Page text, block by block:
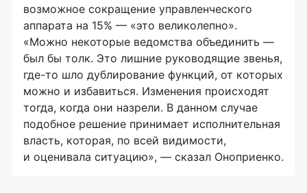
возможное сокращение управленческого
аппарата на 15% — «это великолепно».
«Можно некоторые ведомства объединить —
был бы толк. Это лишние руководящие звенья,
где-то шло дублирование функций, от которых
можно и избавиться. Изменения происходят
тогда, когда они назрели. В данном случае
подобное решение принимает исполнительная
власть, которая, по всей видимости,
и оценивала ситуацию», — сказал Оноприенко.